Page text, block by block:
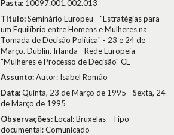
Pasta: 10097.001.002.013
Título:Seminário Europeu - "Estratégias para
um Equilíbrio entre Homens e Mulheres na
Tomada de Decisão Política" - 23 e 24 de
Março. Dublin. Irlanda - Rede Europeia
"Mulheres e Processo de Decisão" CE
Assunto:Autor: Isabel Romão
Data:Quinta, 23 de Março de 1995 - Sexta, 24
de Março de 1995
Observações:Local: Bruxelas - Tipo
documental: Comunicado